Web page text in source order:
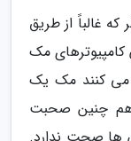
غالباً از طریق
کامپیوترهای مک
کنند مک یک
هم چنین صحبت